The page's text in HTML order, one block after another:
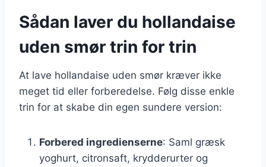
Sådan laver du hollandaise
uden smør trin for trin
At lave hollandaise uden smør kræver ikke
meget tid eller forberedelse. Følg disse enkle
trin for at skabe din egen sundere version:
Forbered ingredienserne: Saml græsk
yoghurt, citronsaft, krydderurter og